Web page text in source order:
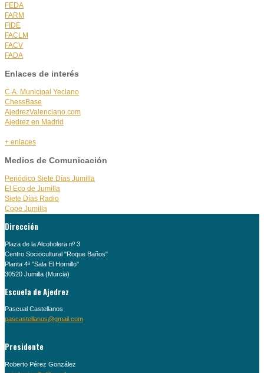
FEDA
FARM
FIDE
FACLM
FACV
FADA
Enlaces de interés
C.A. Municipal Yeclano
ChessBase
AjedrezValenciano.com
Ajedrez en Madrid
+ enlaces
Medios de Comunicación
Periódico Siete Días Jumilla
El Eco de Jumilla
Siete Días Radio
Cope Jumilla
Dirección
Plaza de la Alcoholera nº 3
Centro Sociocultural "Roque Baños"
Planta 4ª "Sala El Hornillo"
30520 Jumilla (Murcia)
Escuela de Ajedrez
Pascual Castellanos
pascastellanos@gmail.com
Presidente
Roberto Pérez González